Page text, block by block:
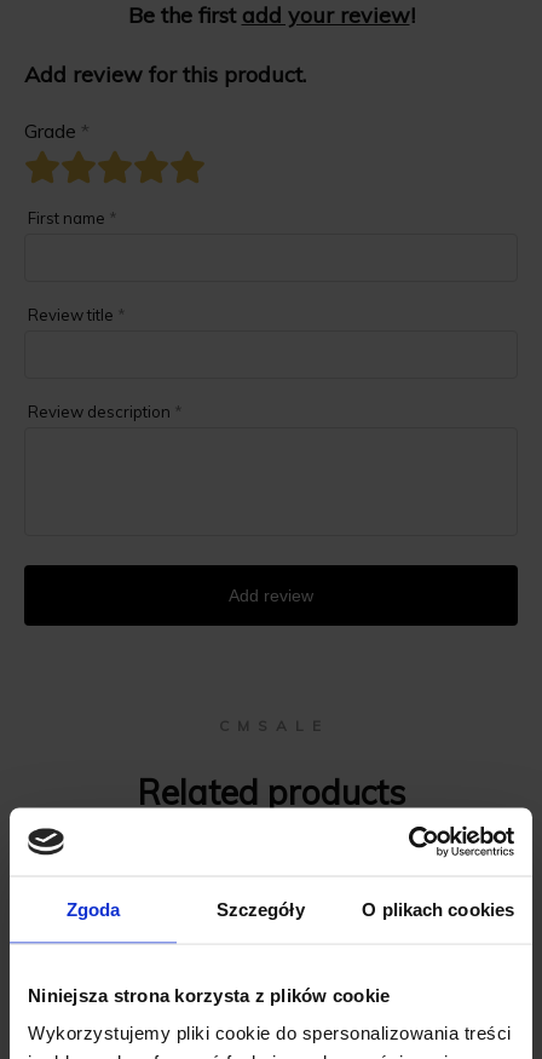
Zgoda Szczegóły O plikach cookies
Niniejsza strona korzysta z plików cookie
Wykorzystujemy pliki cookie do spersonalizowania treści
Be the first add your review!
Add review for this product.
Grade *
First name *
Review title *
Review description *
Add review
C M S A L E
Related products